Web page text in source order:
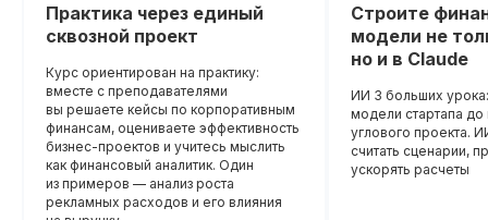
Практика через единый
сквозной проект
Курс ориентирован на практику:
вместе с преподавателями
вы решаете кейсы по корпоративным
финансам, оцениваете эффективность
бизнес-проектов и учитесь мыслить
как финансовый аналитик. Один
из примеров — анализ роста
рекламных расходов и его влияния
Строите
модели не
но и в Claude
ИИ 3 больших
модели стартапа
углового проекта.
считать сценарии,
ускорять расчеты